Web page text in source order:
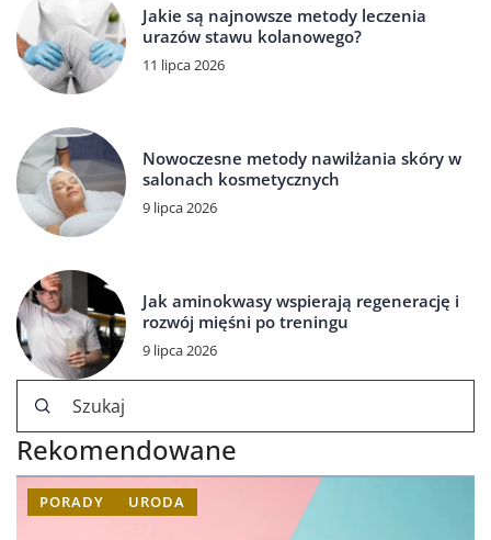
Jakie są najnowsze metody leczenia
urazów stawu kolanowego?
11 lipca 2026
Nowoczesne metody nawilżania skóry w
salonach kosmetycznych
9 lipca 2026
Jak aminokwasy wspierają regenerację i
rozwój mięśni po treningu
9 lipca 2026
Rekomendowane
PORADY URODA